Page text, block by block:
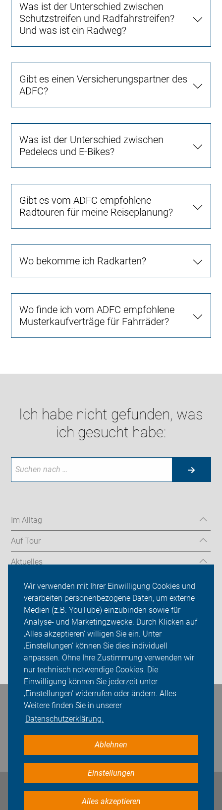
Wir verwenden mit Ihrer Einwilligung Cookies und
verarbeiten personenbezogene Daten, um externe
Medien (z.B. YouTube) einzubinden sowie für
Analyse- und Marketingzwecke. Durch Klicken auf
‚Alles akzeptieren‘ willigen Sie ein. Unter
‚Einstellungen‘ können Sie dies individuell
anpassen. Ohne Ihre Zustimmung verwenden wir
nur technisch notwendige Cookies. Die
Einwilligung können Sie jederzeit unter
‚Einstellungen‘ widerrufen oder ändern. Alles
Weitere finden Sie in unserer
Datenschutzerklärung.
Ablehnen
Einstellungen
Alles akzeptieren
Was ist der Unterschied zwischen
Schutzstreifen und Radfahrstreifen?
Und was ist ein Radweg?
Gibt es einen Versicherungspartner des
ADFC?
Was ist der Unterschied zwischen
Pedelecs und E-Bikes?
Gibt es vom ADFC empfohlene
Radtouren für meine Reiseplanung?
Wo bekomme ich Radkarten?
Wo finde ich vom ADFC empfohlene
Musterkaufverträge für Fahrräder?
Ich habe nicht gefunden, was
ich gesucht habe:
Im Alltag
Auf Tour
Aktuelles
Über uns
Mitgliedschaft
Fachwissen
Presse
Login
Bleiben Sie in Kontakt